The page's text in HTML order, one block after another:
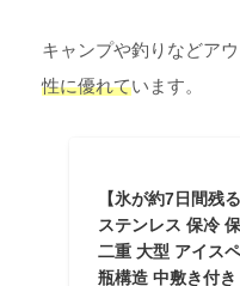
キャンプや釣りなどア
性に優れています。
【氷が約7日間残
ステンレス 保冷
二重 大型 アイス
瓶構造 中敷き付